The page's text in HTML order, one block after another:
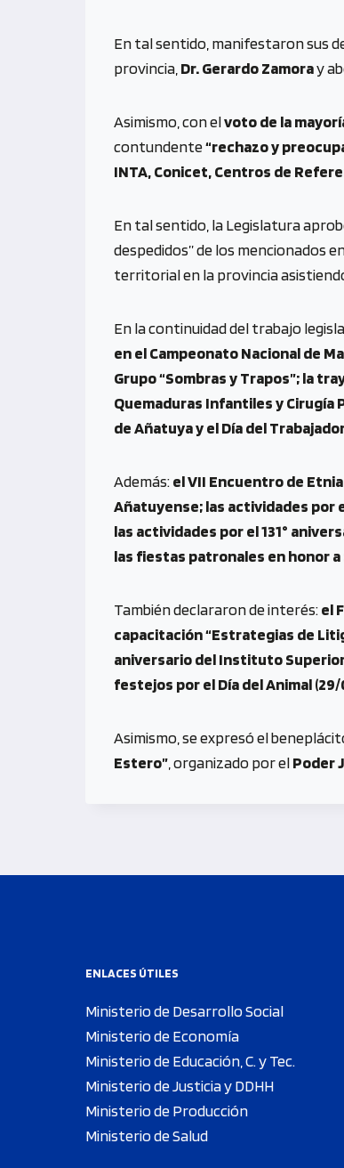
En tal sentido, manifestaron sus
provincia, Dr. Gerardo Zamoray
Asimismo, con elvoto de la
contundente“rechazo y
INTA, Conicet, Centros de
En tal sentido, la Legislatura
despedidos” de los mencionados
territorial en la provincia
En la continuidad del trabajo
en el Campeonato Nacional de
Grupo “Sombras y Trapos”; la
Quemaduras Infantiles y Cirugía
de Añatuya y el Día del
Además:el VII Encuentro de
Añatuyense; las actividades por
las actividades por el 131°
las fiestas patronales en honor a
También declararon de interés:el
capacitación “Estrategias de
aniversario del Instituto Superior
festejos por el Día del Animal
Asimismo, se expresó el
Estero” , organizado por elPoder
ENLACES ÚTILES
Ministerio de Desarrollo Social
Ministerio de Economía
Ministerio de Educación, C. y Tec.
Ministerio de Justicia y DDHH
Ministerio de Producción
Ministerio de Salud